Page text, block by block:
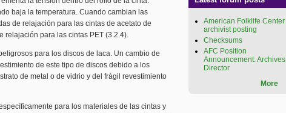
baja la temperatura. Cuando cambian las
de relajación para las cintas de acetato de
relajación para las cintas PET (3.2.4).
para los discos de laca. Un cambio de
de este tipo de discos debido a los
de metal o de vidrio y del frágil revestimiento
para los materiales de las cintas y
American Folklife Center
archivist posting
Checksums
AFC Position
Announcement: Archives
Director
More